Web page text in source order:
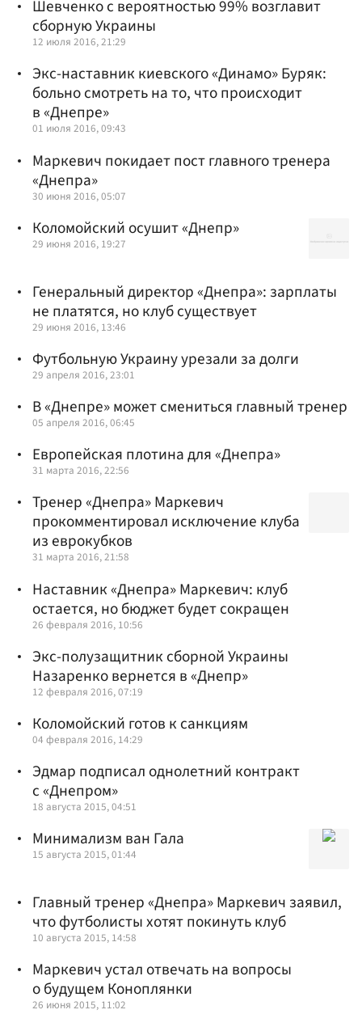
Шевченко с вероятностью 99% возглавит
сборную Украины
12 июля 2016, 21:29
Экс-наставник киевского «Динамо» Буряк:
больно смотреть на то, что происходит
в «Днепре»
01 июля 2016, 09:43
Маркевич покидает пост главного тренера
«Днепра»
30 июня 2016, 05:07
Коломойский осушит «Днепр»
29 июня 2016, 19:27
Генеральный директор «Днепра»: зарплаты
не платятся, но клуб существует
29 июня 2016, 13:46
Футбольную Украину урезали за долги
29 апреля 2016, 23:01
В «Днепре» может смениться главный тренер
05 апреля 2016, 06:45
Европейская плотина для «Днепра»
31 марта 2016, 22:56
Тренер «Днепра» Маркевич
прокомментировал исключение клуба
из еврокубков
31 марта 2016, 21:58
Наставник «Днепра» Маркевич: клуб
остается, но бюджет будет сокращен
26 февраля 2016, 10:56
Экс-полузащитник сборной Украины
Назаренко вернется в «Днепр»
12 февраля 2016, 07:19
Коломойский готов к санкциям
04 февраля 2016, 14:29
Эдмар подписал однолетний контракт
с «Днепром»
18 августа 2015, 04:51
Минимализм ван Гала
15 августа 2015, 01:44
Главный тренер «Днепра» Маркевич заявил,
что футболисты хотят покинуть клуб
10 августа 2015, 14:58
Маркевич устал отвечать на вопросы
о будущем Коноплянки
26 июня 2015, 11:02